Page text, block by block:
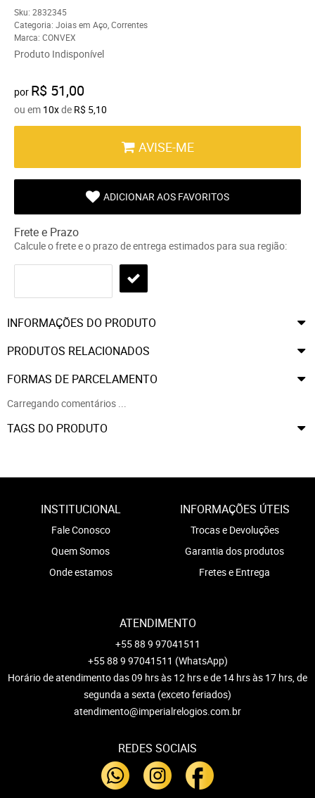
Sku: 2832345
Categoria: Joias em Aço Correntes
Marca: CONVEX
Produto Indisponível
por R$ 51,00
ou em 10xde R$ 5,10
AVISE-ME
ADICIONAR AOS FAVORITOS
Frete e Prazo
Calcule o frete e o prazo de entrega estimados para sua região:
INFORMAÇÕES DO PRODUTO
PRODUTOS RELACIONADOS
FORMAS DE PARCELAMENTO
Carregando comentários ...
TAGS DO PRODUTO
INSTITUCIONAL
Fale Conosco
Quem Somos
Onde estamos
INFORMAÇÕES ÚTEIS
Trocas e Devoluções
Garantia dos produtos
Fretes e Entrega
ATENDIMENTO
+55 88 9 97041511
+55 88 9 97041511 (WhatsApp)
Horário de atendimento das 09 hrs às 12 hrs e de 14 hrs às 17 hrs, de
segunda a sexta (exceto feriados)
atendimento@imperialrelogios.com.br
REDES SOCIAIS